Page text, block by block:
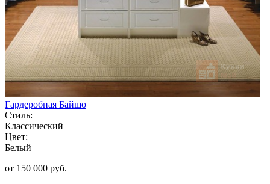
Гардеробная Байшо
Стиль:
Классический
Цвет:
Белый
от 150 000 руб.